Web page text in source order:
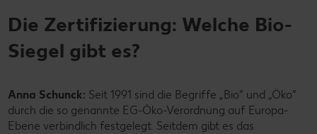
Die Zertifizierung: Welche Bio-
Siegel gibt es?
Anna Schunck: Seit 1991 sind die Begriffe „Bio“ und „Öko“
durch die so genannte EG-Öko-Verordnung auf Europa-
Ebene verbindlich festgelegt. Seitdem gibt es das